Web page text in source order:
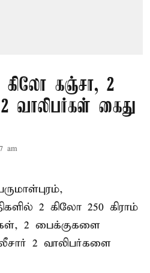
கிலோ கஞ்சா, 2
வாலிபர்கள் கைது
am
2 கிலோ 250 கிராம்
2 பைக்குகளை
2 வாலிபர்களை